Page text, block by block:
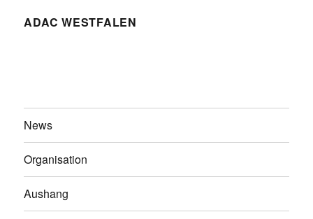
ADAC WESTFALEN
News
Organisation
Aushang